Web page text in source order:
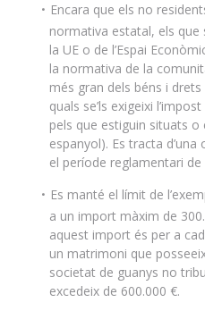
Encara que els no
normativa estatal, els que
la UE o de l’Espai
la normativa de la
més gran dels béns i
quals se’ls exigeixi
pels que estiguin situats
espanyol). Es tracta d’una
el període reglamentari
Es manté el límit de
a un import màxim de
aquest import és per a
un matrimoni que
societat de guanys no
excedeix de 600.000 €.